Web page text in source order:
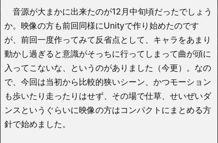
音源が大まかに出来たのが12月中旬頃だったでしょう
か。映像の方も前回同様にUnityで作り始めたのです
が、前回一度作ってみて反省点として、キャラをあまり
動かし過ぎると意識がそっちに行ってしまって曲が頭に
入ってこないな、というのがありました（今更）。なの
で、今回は当初から比較的狭いシーン、かつモーション
も歩いたり走ったりはせず、その場で仕草、せいぜいダ
ンスというぐらいに映像の方はコンパクトにまとめる方
針で始めました。